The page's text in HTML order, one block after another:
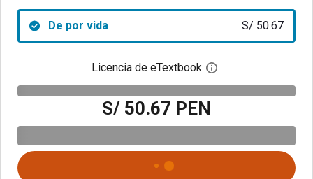
De por vida S/ 50.67
Licencia de eTextbook Abre el cuadro de
S/ 50.67 PEN